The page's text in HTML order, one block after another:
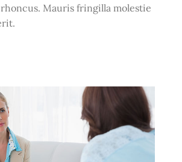
Mauris fringilla molestie